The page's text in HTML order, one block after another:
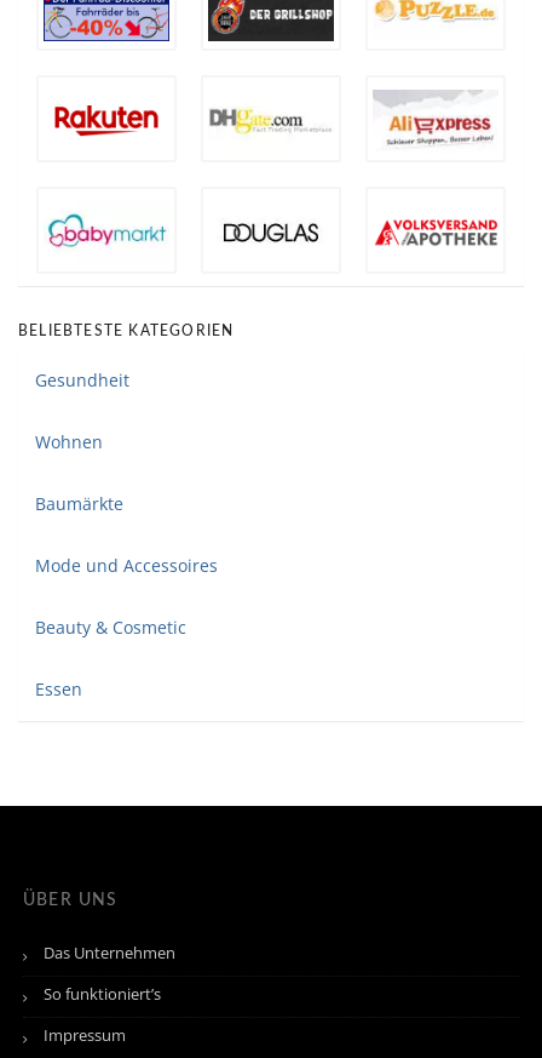
BELIEBTESTE KATEGORIEN
Gesundheit
Wohnen
Baumärkte
Mode und Accessoires
Beauty & Cosmetic
Essen
ÜBER UNS
Das Unternehmen
So funktioniert’s
Impressum